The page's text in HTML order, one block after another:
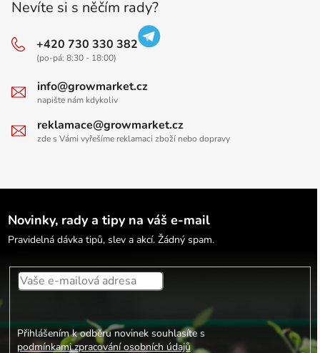
Nevíte si s něčím rady?
+420 730 330 382
(po-pá: 8:30 - 18:00)
info@growmarket.cz
napište nám kdykoliv
reklamace@growmarket.cz
zde s Vámi vyřešíme reklamaci zboží nebo dopravy
Novinky, rady a tipy na váš e-mail
Pravidelná dávka tipů, slev a akcí. Žádný spam.
Přihlášením k odběru novinek souhlasíte s
podmínkami zpracování osobních údajů